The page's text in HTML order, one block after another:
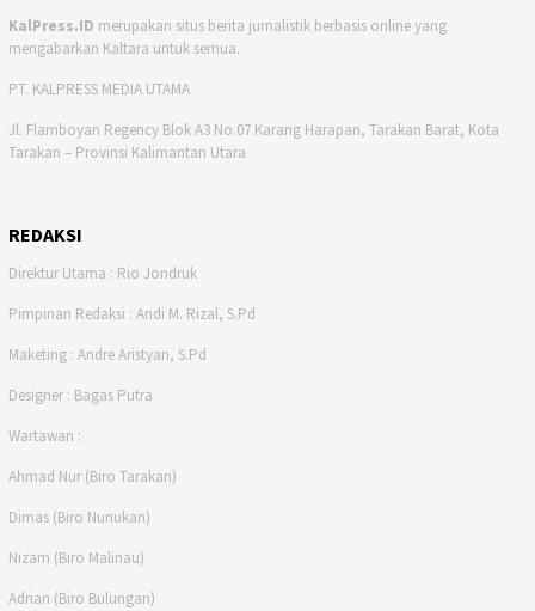
KalPress.ID merupakan situs berita jurnalistik berbasis online yang
mengabarkan Kaltara untuk semua.
PT. KALPRESS MEDIA UTAMA
Jl. Flamboyan Regency Blok A3 No.07 Karang Harapan, Tarakan Barat, Kota
Tarakan – Provinsi Kalimantan Utara
REDAKSI
Direktur Utama : Rio Jondruk
Pimpinan Redaksi : Andi M. Rizal, S.Pd
Maketing : Andre Aristyan, S.Pd
Designer : Bagas Putra
Wartawan :
Ahmad Nur (Biro Tarakan)
Dimas (Biro Nunukan)
Nizam (Biro Malinau)
Adrian (Biro Bulungan)